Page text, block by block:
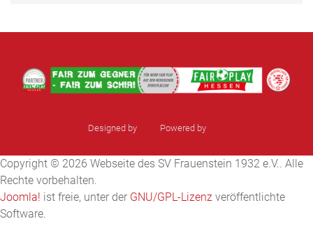
Designed by Powered by
Copyright © 2026 Webseite des SV Frauenstein 1932 e.V.. Alle
Rechte vorbehalten.
Joomla! ist freie, unter der GNU/GPL-Lizenz veröffentlichte
Software.